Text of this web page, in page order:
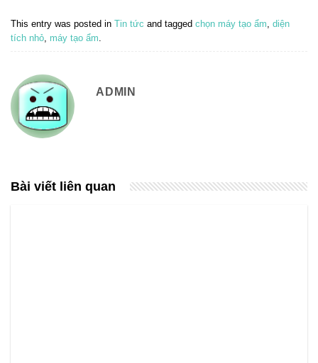
This entry was posted in Tin tức and tagged chọn máy tạo ẩm diện
tích nhỏ máy tạo ẩm
ADMIN
Bài viết liên quan